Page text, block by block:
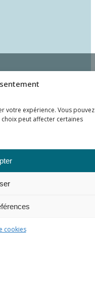
votre expérience. Vous pouvez
peut affecter certaines
cookies